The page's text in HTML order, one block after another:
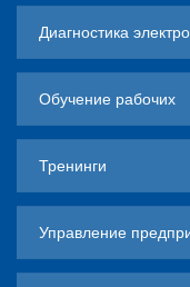
Диагностика
Обучение рабочих
Тренинги
Управление